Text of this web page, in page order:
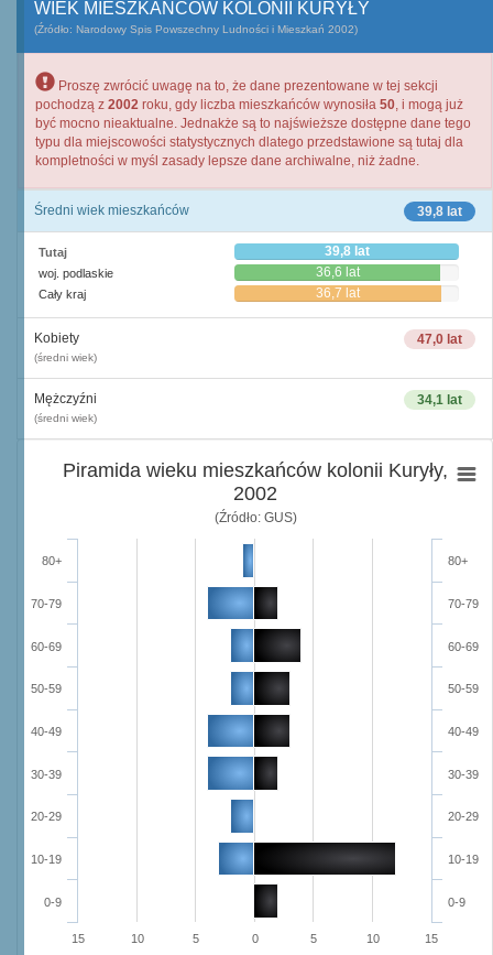
WIEK MIESZKAŃCÓW KOLONII KURYŁY
(Źródło: Narodowy Spis Powszechny Ludności i Mieszkań 2002)
Proszę zwrócić uwagę na to, że dane prezentowane w tej sekcji
pochodzą z 2002 roku, gdy liczba mieszkańców wynosiła 50, i mogą już
być mocno nieaktualne. Jednakże są to najświeższe dostępne dane tego
typu dla miejscowości statystycznych dlatego przedstawione są tutaj dla
kompletności w myśl zasady lepsze dane archiwalne, niż żadne.
39,8 lat
Średni wiek mieszkańców
Tutaj 39,8 lat
woj. podlaskie 36,6 lat
Cały kraj 36,7 lat
47,0 lat
Kobiety
(średni wiek)
34,1 lat
Mężczyźni
(średni wiek)
Piramida wieku mieszkańców kolonii Kuryły,
2002
(Źródło: GUS)
0-9
10-19
20-29
30-39
40-49
50-59
60-69
70-79
80+
0-9
10-19
20-29
30-39
40-49
50-59
60-69
70-79
80+
15 10 5 0 5 10 15